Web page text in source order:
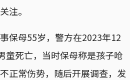
注。
保母55岁，警方在2023年12
童死亡，当时保母称是孩子呛
正常伤势，随后开展调查，发